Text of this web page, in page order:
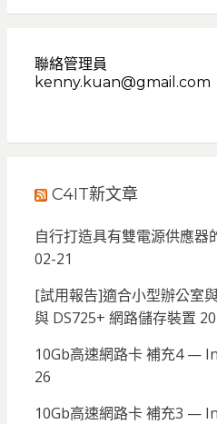
聯絡管理員
kenny.kuan@gmail.com
C4IT新文章
自行打造具有雙電源供應器
02-21
[試用報告]適合小型辦公室
與 DS725+ 網路儲存裝置
10Gb高速網路卡 補充4 —
26
10Gb高速網路卡 補充3 —